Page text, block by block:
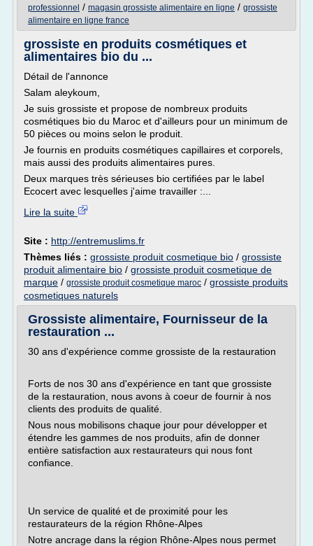
professionnel / magasin grossiste alimentaire en ligne / grossiste
alimentaire en ligne france
grossiste en produits cosmétiques et
alimentaires bio du ...
Détail de l'annonce
Salam aleykoum,
Je suis grossiste et propose de nombreux produits
cosmétiques bio du Maroc et d'ailleurs pour un minimum de
50 pièces ou moins selon le produit.
Je fournis en produits cosmétiques capillaires et corporels,
mais aussi des produits alimentaires pures.
Deux marques très sérieuses bio certifiées par le label
Ecocert avec lesquelles j'aime travailler :...
Lire la suite
Site : http://entremuslims.fr
Thèmes liés : grossiste produit cosmetique bio / grossiste
produit alimentaire bio / grossiste produit cosmetique de
marque / grossiste produit cosmetique maroc / grossiste produits
cosmetiques naturels
Grossiste alimentaire, Fournisseur de la
restauration ...
30 ans d'expérience comme grossiste de la restauration
Forts de nos 30 ans d'expérience en tant que grossiste
de la restauration, nous avons à coeur de fournir à nos
clients des produits de qualité.
Nous nous mobilisons chaque jour pour développer et
étendre les gammes de nos produits, afin de donner
entière satisfaction aux restaurateurs qui nous font
confiance.
Un service de qualité et de proximité pour les
restaurateurs de la région Rhône-Alpes
Notre ancrage dans la région Rhône-Alpes nous permet